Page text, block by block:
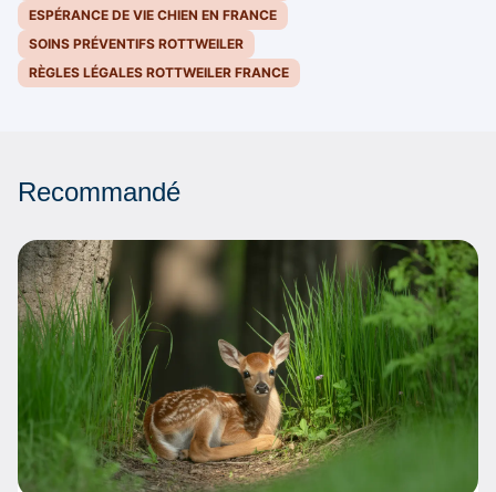
ESPÉRANCE DE VIE CHIEN EN FRANCE
SOINS PRÉVENTIFS ROTTWEILER
RÈGLES LÉGALES ROTTWEILER FRANCE
Recommandé